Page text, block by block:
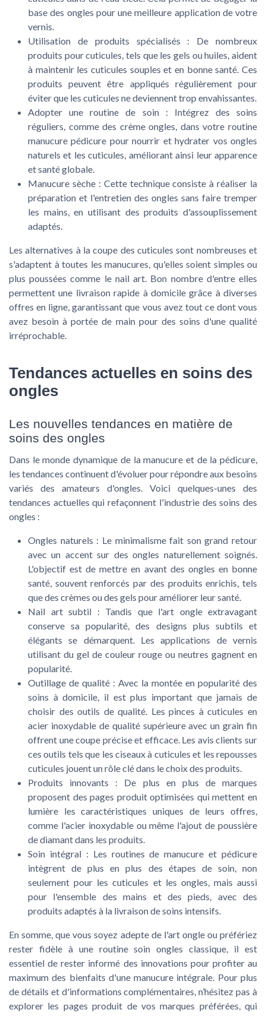
base des ongles pour une meilleure application de votre
vernis.
Utilisation de produits spécialisés : De nombreux
produits pour cuticules, tels que les gels ou huiles, aident
à maintenir les cuticules souples et en bonne santé. Ces
produits peuvent être appliqués régulièrement pour
éviter que les cuticules ne deviennent trop envahissantes.
Adopter une routine de soin : Intégrez des soins
réguliers, comme des crème ongles, dans votre routine
manucure pédicure pour nourrir et hydrater vos ongles
naturels et les cuticules, améliorant ainsi leur apparence
et santé globale.
Manucure sèche : Cette technique consiste à réaliser la
préparation et l'entretien des ongles sans faire tremper
les mains, en utilisant des produits d'assouplissement
adaptés.
Les alternatives à la coupe des cuticules sont nombreuses et
s'adaptent à toutes les manucures, qu'elles soient simples ou
plus poussées comme le nail art. Bon nombre d'entre elles
permettent une livraison rapide à domicile grâce à diverses
offres en ligne, garantissant que vous avez tout ce dont vous
avez besoin à portée de main pour des soins d'une qualité
irréprochable.
Tendances actuelles en soins des
ongles
Les nouvelles tendances en matière de
soins des ongles
Dans le monde dynamique de la manucure et de la pédicure,
les tendances continuent d'évoluer pour répondre aux besoins
variés des amateurs d'ongles. Voici quelques-unes des
tendances actuelles qui refaçonnent l'industrie des soins des
ongles :
Ongles naturels : Le minimalisme fait son grand retour
avec un accent sur des ongles naturellement soignés.
L'objectif est de mettre en avant des ongles en bonne
santé, souvent renforcés par des produits enrichis, tels
que des crèmes ou des gels pour améliorer leur santé.
Nail art subtil : Tandis que l'art ongle extravagant
conserve sa popularité, des designs plus subtils et
élégants se démarquent. Les applications de vernis
utilisant du gel de couleur rouge ou neutres gagnent en
popularité.
Outillage de qualité : Avec la montée en popularité des
soins à domicile, il est plus important que jamais de
choisir des outils de qualité. Les pinces à cuticules en
acier inoxydable de qualité supérieure avec un grain fin
offrent une coupe précise et efficace. Les avis clients sur
ces outils tels que les ciseaux à cuticules et les repousses
cuticules jouent un rôle clé dans le choix des produits.
Produits innovants : De plus en plus de marques
proposent des pages produit optimisées qui mettent en
lumière les caractéristiques uniques de leurs offres,
comme l'acier inoxydable ou même l'ajout de poussière
de diamant dans les produits.
Soin intégral : Les routines de manucure et pédicure
intègrent de plus en plus des étapes de soin, non
seulement pour les cuticules et les ongles, mais aussi
pour l'ensemble des mains et des pieds, avec des
produits adaptés à la livraison de soins intensifs.
En somme, que vous soyez adepte de l'art ongle ou préfériez
rester fidèle à une routine soin ongles classique, il est
essentiel de rester informé des innovations pour profiter au
maximum des bienfaits d'une manucure intégrale. Pour plus
de détails et d'informations complémentaires, n’hésitez pas à
explorer les pages produit de vos marques préférées, qui